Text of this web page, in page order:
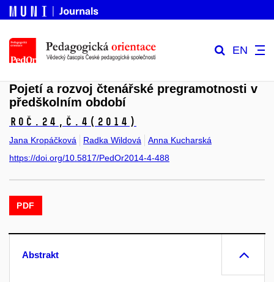
EN
Pojetí a rozvoj čtenářské pregramotnosti v
předškolním období
Roč.24, č.4 (2014)
Jana Kropáčková Radka Wildová
Anna Kucharská
https://doi.org/10.5817/PedOr2014-4-488
PDF
Abstrakt